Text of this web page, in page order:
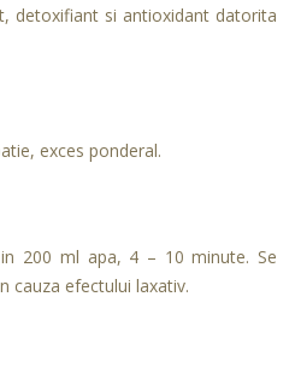
detoxifiant si antioxidant datorita
exces ponderal.
200 ml apa, 4 – 10 minute. Se
cauza efectului laxativ.